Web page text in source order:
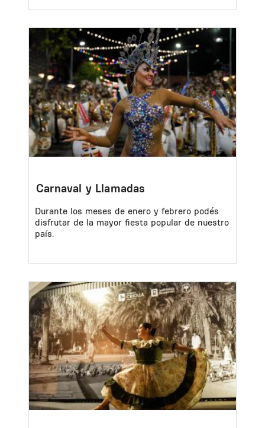
Image
Carnaval y Llamadas
Durante los meses de enero y febrero podés
disfrutar de la mayor fiesta popular de nuestro
país.
Image